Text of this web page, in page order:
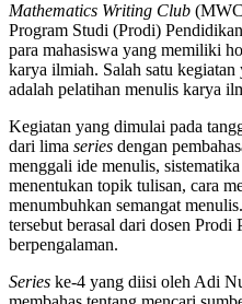
Mathematics Writing Club
Program Studi (Prodi)
para mahasiswa yang memiliki
karya ilmiah. Salah satu
adalah pelatihan menulis karya
Kegiatan yang dimulai pada
dari lima series dengan
menggali ide menulis,
menentukan topik tulisan, cara
menumbuhkan semangat
tersebut berasal dari dosen
berpengalaman.
Series ke-4 yang diisi oleh Adi